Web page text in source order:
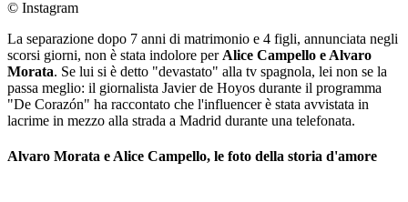
© Instagram
La separazione dopo 7 anni di matrimonio e 4 figli, annunciata negli
scorsi giorni, non è stata indolore per Alice Campello e Alvaro
Morata. Se lui si è detto "devastato" alla tv spagnola, lei non se la
passa meglio: il giornalista Javier de Hoyos durante il programma
"De Corazón" ha raccontato che l'influencer è stata avvistata in
lacrime in mezzo alla strada a Madrid durante una telefonata.
Alvaro Morata e Alice Campello, le foto della storia d'amore